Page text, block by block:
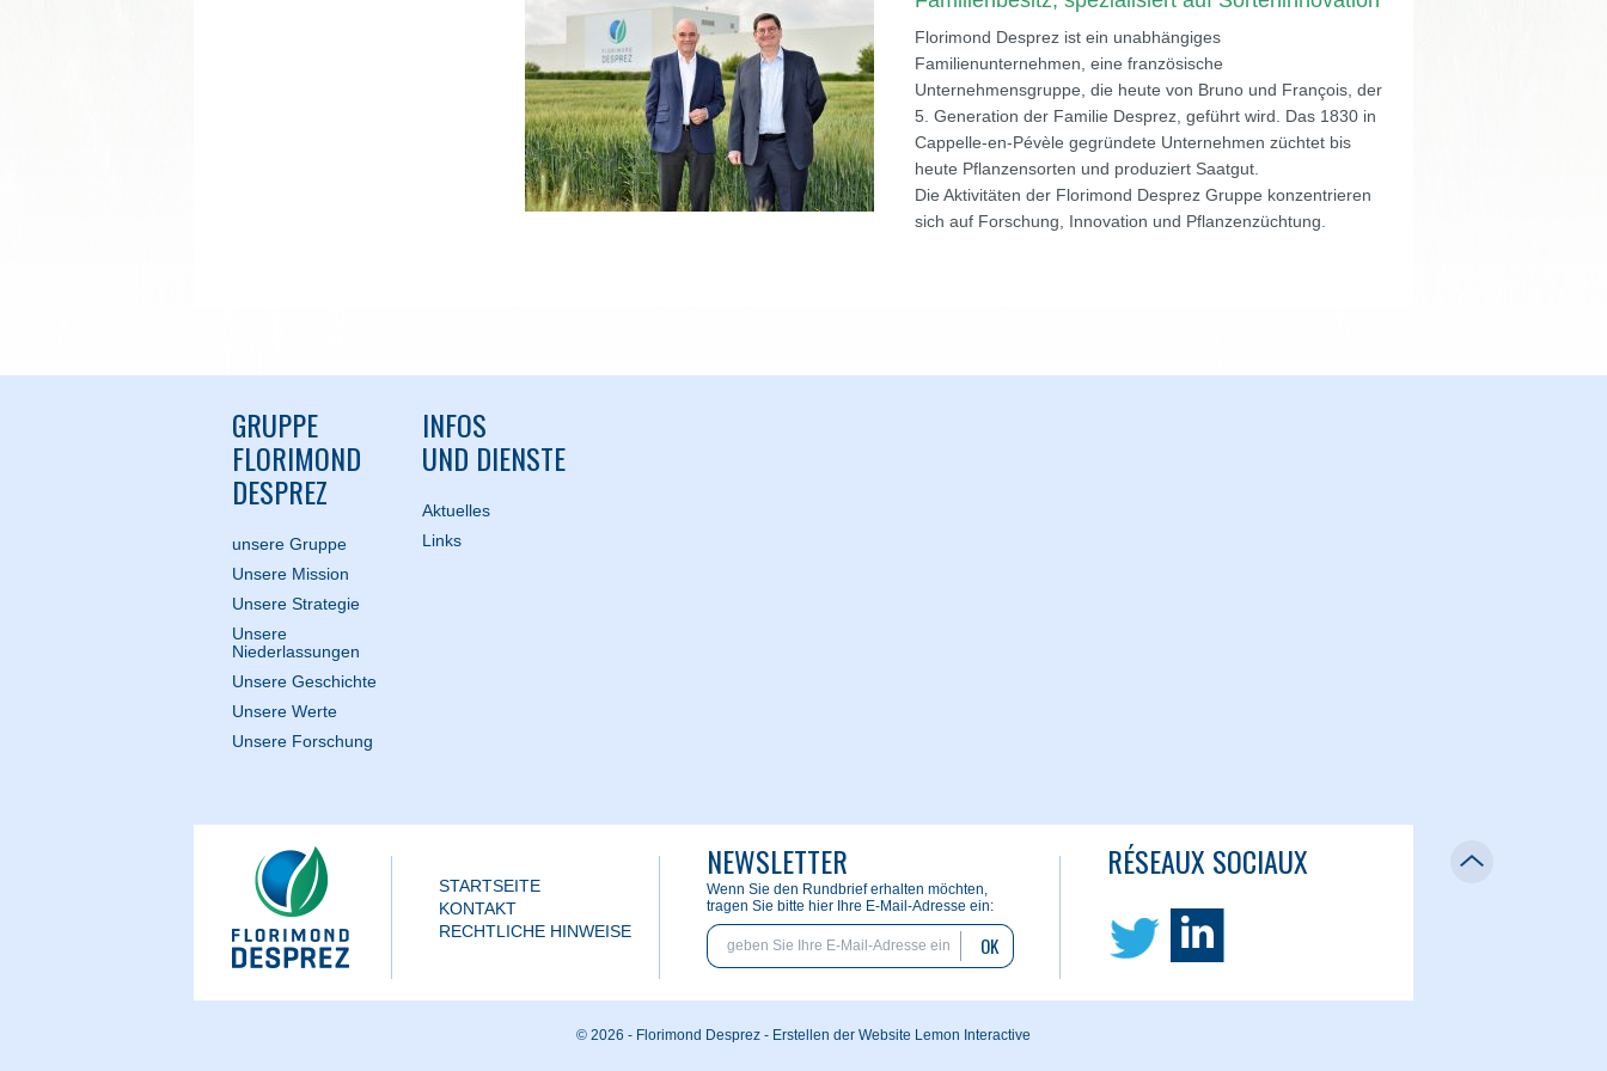
Florimond Desprez ist ein unabhängiges
Familienunternehmen, eine französische
Unternehmensgruppe, die heute von Bruno und François, der
5. Generation der Familie Desprez, geführt wird. Das 1830 in
Cappelle-en-Pévèle gegründete Unternehmen züchtet bis
heute Pflanzensorten und produziert Saatgut.
Die Aktivitäten der Florimond Desprez Gruppe konzentrieren
sich auf Forschung, Innovation und Pflanzenzüchtung.
GRUPPE
FLORIMOND
DESPREZ
unsere Gruppe
Unsere Mission
Unsere Strategie
Unsere
Niederlassungen
Unsere Geschichte
Unsere Werte
Unsere Forschung
INFOS
UND DIENSTE
Aktuelles
Links
STARTSEITE
KONTAKT
RECHTLICHE HINWEISE
NEWSLETTER
Wenn Sie den Rundbrief erhalten möchten,
tragen Sie bitte hier Ihre E-Mail-Adresse ein:
OK
RÉSEAUX SOCIAUX
© 2026 - Florimond Desprez - Erstellen der Website Lemon Interactive